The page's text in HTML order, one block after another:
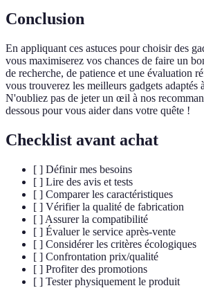
Conclusion
En appliquant ces astuces pour choisir des
vous maximiserez vos chances de faire un
de recherche, de patience et une évaluation
vous trouverez les meilleurs gadgets adaptés
N'oubliez pas de jeter un œil à nos
dessous pour vous aider dans votre quête !
Checklist avant achat
[ ] Définir mes besoins
[ ] Lire des avis et tests
[ ] Comparer les caractéristiques
[ ] Vérifier la qualité de fabrication
[ ] Assurer la compatibilité
[ ] Évaluer le service après-vente
[ ] Considérer les critères écologiques
[ ] Confrontation prix/qualité
[ ] Profiter des promotions
[ ] Tester physiquement le produit